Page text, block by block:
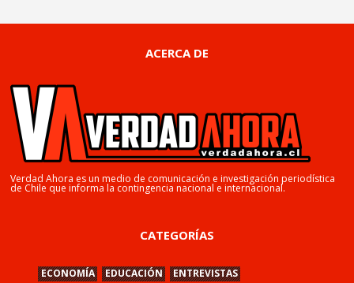
ACERCA DE
Verdad Ahora es un medio de comunicación e investigación periodística
de Chile que informa la contingencia nacional e internacional.
CATEGORÍAS
ECONOMÍA EDUCACIÓN ENTREVISTAS